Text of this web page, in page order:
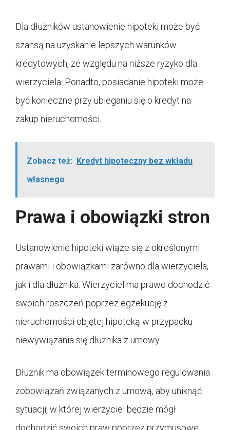
Dla dłużników ustanowienie hipoteki może być
szansą na uzyskanie lepszych warunków
kredytowych, ze względu na niższe ryzyko dla
wierzyciela. Ponadto, posiadanie hipoteki może
być konieczne przy ubieganiu się o kredyt na
zakup nieruchomości.
Zobacz też: Kredyt hipoteczny bez wkładu
własnego
Prawa i obowiązki stron
Ustanowienie hipoteki wiąże się z określonymi
prawami i obowiązkami zarówno dla wierzyciela,
jak i dla dłużnika. Wierzyciel ma prawo dochodzić
swoich roszczeń poprzez egzekucję z
nieruchomości objętej hipoteką w przypadku
niewywiązania się dłużnika z umowy.
Dłużnik ma obowiązek terminowego regulowania
zobowiązań związanych z umową, aby uniknąć
sytuacji, w której wierzyciel będzie mógł
dochodzić swoich praw poprzez przymusowe